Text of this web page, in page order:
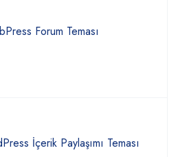
Forum Teması
İçerik Paylaşımı Teması